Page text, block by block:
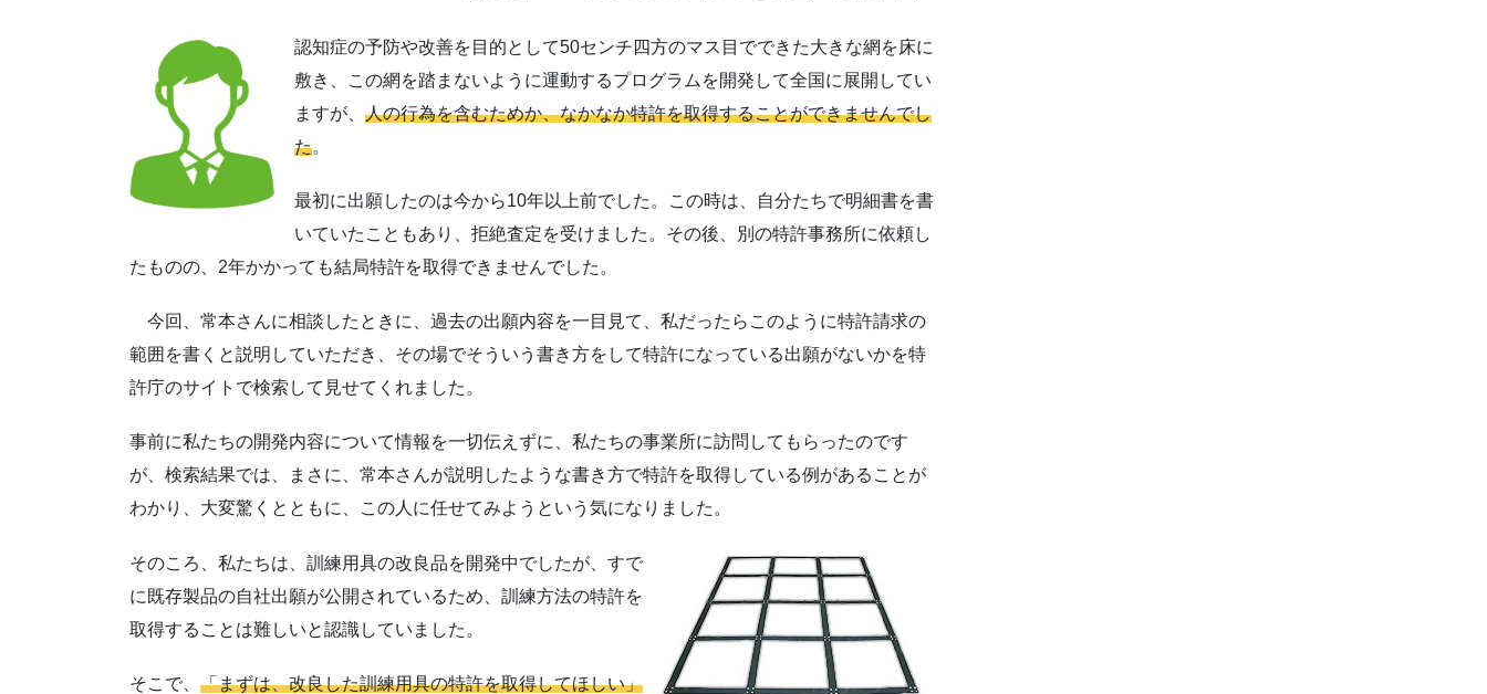
認知症の予防や改善を目的として50センチ四方のマス目でできた大きな網を床に
敷き、この網を踏まないように運動するプログラムを開発して全国に展開してい
ますが、 人の行為を含むためか、なかなか特許を取得することができませんでし
た。
最初に出願したのは今から10年以上前でした。この時は、自分たちで明細書を書
いていたこともあり、拒絶査定を受けました。その後、別の特許事務所に依頼し
たものの、2年かかっても結局特許を取得できませんでした。
今回、常本さんに相談したときに、過去の出願内容を一目見て、私だったらこのように特許請求の
範囲を書くと説明していただき、その場でそういう書き方をして特許になっている出願がないかを特
許庁のサイトで検索して見せてくれました。
事前に私たちの開発内容について情報を一切伝えずに、私たちの事業所に訪問してもらったのです
が、検索結果では、まさに、常本さんが説明したような書き方で特許を取得している例があることが
わかり、大変驚くとともに、この人に任せてみようという気になりました。
そのころ、私たちは、訓練用具の改良品を開発中でしたが、すで
に既存製品の自社出願が公開されているため、訓練方法の特許を
取得することは難しいと認識していました。
そこで、 「まずは、改良した訓練用具の特許を取得してほしい」